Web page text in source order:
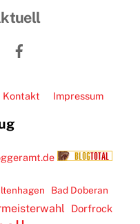
Twitter
Kontakt Impressum
Bad Doberan
Dorfrock